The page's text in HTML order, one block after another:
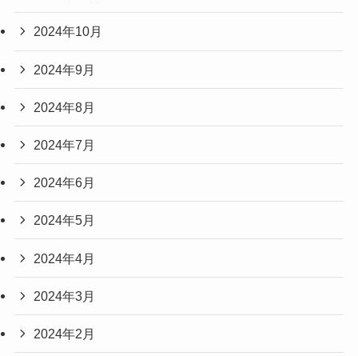
2024年10月
2024年9月
2024年8月
2024年7月
2024年6月
2024年5月
2024年4月
2024年3月
2024年2月